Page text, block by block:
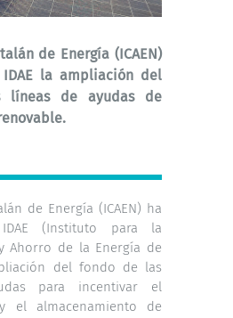
de Energía (ICAEN)
la ampliación del
líneas de ayudas de
de Energía (ICAEN) ha
(Instituto para la
Ahorro de la Energía de
del fondo de las
para incentivar el
el almacenamiento de